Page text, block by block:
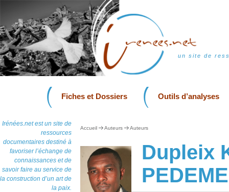
un site de
Fiches et Dossiers Outils d’analyses
Irénées.net est un site de
ressources
documentaires destiné à
favoriser l’échange de
connaissances et de
savoir faire au service de
la construction d’un art de
la paix.
Accueil Auteurs Auteurs
Dupleix
PEDEME